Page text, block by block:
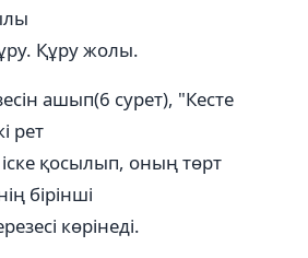
Құру жолы.
ашып(6 сурет), "Кесте
рет
қосылып, оның төрт
бірінші
көрінеді.